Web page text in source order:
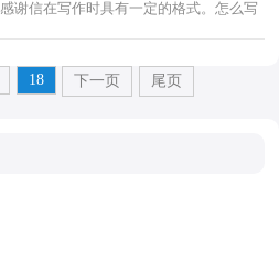
谢信在写作时具有一定的格式。怎么写
18 下一页 尾页